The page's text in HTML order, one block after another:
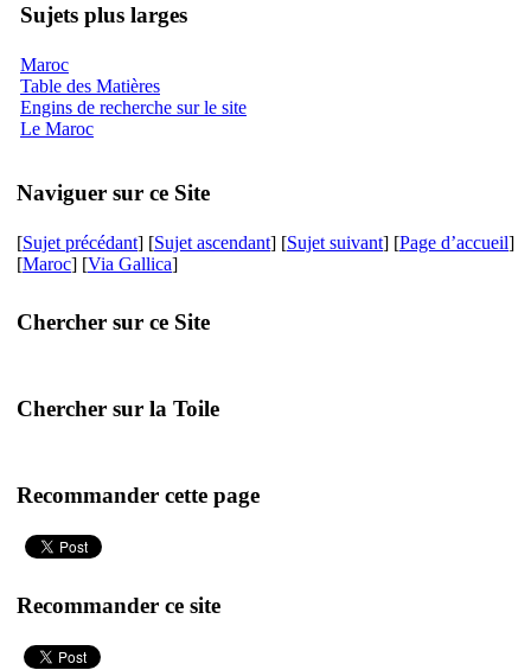
Sujets plus larges
Maroc
Table des Matières
Engins de recherche sur le site
Le Maroc
Naviguer sur ce Site
[Sujet précédant] [Sujet ascendant] [Sujet suivant] [Page d’accueil]
[Maroc] [Via Gallica]
Chercher sur ce Site
Chercher sur la Toile
Recommander cette page
Recommander ce site